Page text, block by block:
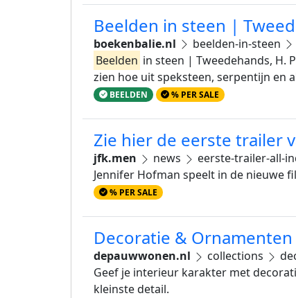
Beelden in steen |
boekenbalie.nl beelden-in-steen
Beelden in steen | Tweedehands, H.
zien hoe uit speksteen, serpentijn en
BEELDEN % PER SALE
Zie hier de eerste trailer
jfk.men news
eerste-trailer-all-
Jennifer Hofman speelt in de nieuwe
% PER SALE
Decoratie &
depauwwonen.nl collections
Geef je interieur karakter met
kleinste detail.